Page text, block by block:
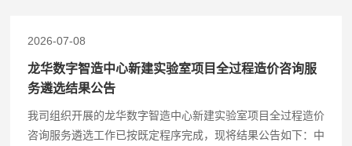
2026-07-08
龙华数字智造中心新建实验室项目全过程造价咨询服
务遴选结果公告
我司组织开展的龙华数字智造中心新建实验室项目全过程造价
咨询服务遴选工作已按既定程序完成，现将结果公告如下：中